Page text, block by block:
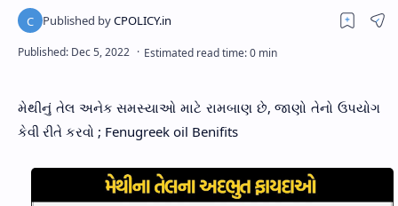
મેથીનું તેલ અનેક સમસ્યાઓ માટે રામબાણ છે, જાણો તેનો ઉપયોગ
કેવી રીતે કરવો ; Fenugreek oil Benifits